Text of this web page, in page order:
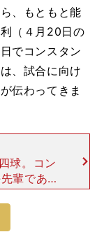
、もともと能
（４月20日の
でコンスタン
、試合に向け
伝わってきま
球。コン
輩である
投手はや
ネーショ